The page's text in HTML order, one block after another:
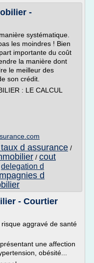
-
systématique.
les moindres ! Bien
importante du coût
la manière dont
le meilleur des
son crédit.
: LE CALCUL
d assurance /
/ cout
delegation d
d
- Courtier
aggravé de santé
une affection
obésité...